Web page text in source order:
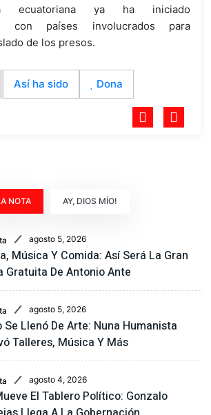
ecuatoriana ya ha iniciado
con países involucrados para
de los presos.
Así ha sido Dona
NOTA AY, DIOS MÍO!
agosto 5, 2026
Música Y Comida: Así Será La Gran
Gratuita De Antonio Ante
agosto 5, 2026
Se Llenó De Arte: Nuna Humanista
Talleres, Música Y Más
agosto 4, 2026
El Tablero Político: Gonzalo